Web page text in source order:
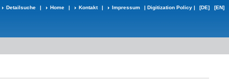
Detailsuche | Home | Kontakt | Impressum | Digitization Policy | [DE] [EN]